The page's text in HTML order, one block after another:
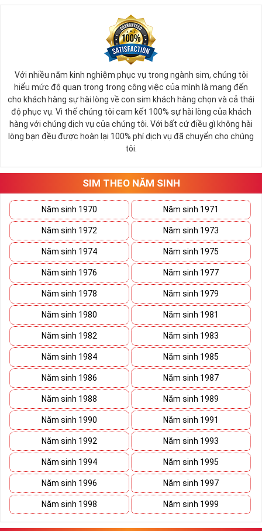
Với nhiều năm kinh nghiệm phục vụ trong ngành sim, chúng tôi
hiểu mức độ quan trọng trong công việc của mình là mang đến
cho khách hàng sự hài lòng về con sim khách hàng chọn và cả thái
độ phục vụ. Vì thế chúng tôi cam kết 100% sự hài lòng của khách
hàng với chúng dịch vụ của chúng tôi. Với bất cứ điều gì không hài
lòng bạn đều được hoàn lại 100% phí dịch vụ đã chuyển cho chúng
tôi.
SIM THEO NĂM SINH
Năm sinh 1970 Năm sinh 1971
Năm sinh 1972 Năm sinh 1973
Năm sinh 1974 Năm sinh 1975
Năm sinh 1976 Năm sinh 1977
Năm sinh 1978 Năm sinh 1979
Năm sinh 1980 Năm sinh 1981
Năm sinh 1982 Năm sinh 1983
Năm sinh 1984 Năm sinh 1985
Năm sinh 1986 Năm sinh 1987
Năm sinh 1988 Năm sinh 1989
Năm sinh 1990 Năm sinh 1991
Năm sinh 1992 Năm sinh 1993
Năm sinh 1994 Năm sinh 1995
Năm sinh 1996 Năm sinh 1997
Năm sinh 1998 Năm sinh 1999